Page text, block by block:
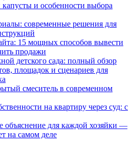
и особенности выбора
современные решения для
15 мощных способов вывести
продажи
детского сада: полный обзор
площадок и сценариев для
смеситель в современном
на квартиру через суд: с
объяснение для каждой хозяйки —
на самом деле